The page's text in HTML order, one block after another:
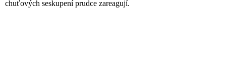
chuťových seskupení prudce zareagují.